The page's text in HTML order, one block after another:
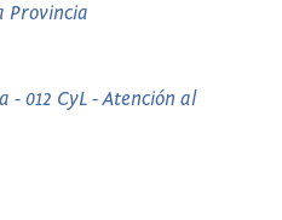
Provincia
- 012 CyL - Atención al